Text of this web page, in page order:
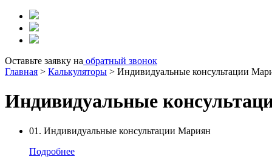
Оставьте заявку на обратный звонок
Главная > Калькуляторы > Индивидуальные консультации
Индивидуальные
01. Индивидуальные консультации Мариян
Подробнее